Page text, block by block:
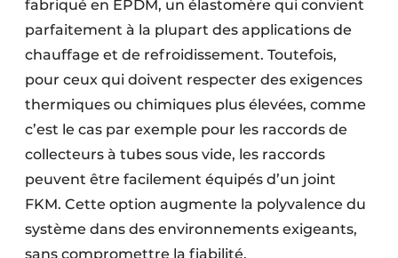
fabriqué en EPDM, un élastomère qui convient
parfaitement à la plupart des applications de
chauffage et de refroidissement. Toutefois,
pour ceux qui doivent respecter des exigences
thermiques ou chimiques plus élevées, comme
c’est le cas par exemple pour les raccords de
collecteurs à tubes sous vide, les raccords
peuvent être facilement équipés d’un joint
FKM. Cette option augmente la polyvalence du
système dans des environnements exigeants,
sans compromettre la fiabilité.